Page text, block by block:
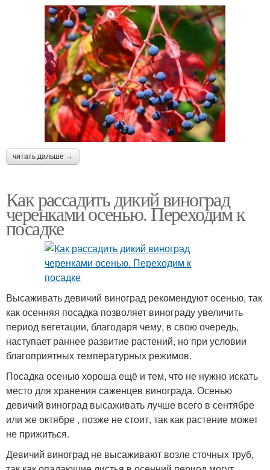
читать дальше →
Как рассадить дикий виноград
черенками осенью. Переходим к
посадке
Высаживать девичий виноград рекомендуют осенью, так
как осенняя посадка позволяет винограду увеличить
период вегетации, благодаря чему, в свою очередь,
наступает раннее развитие растений, но при условии
благоприятных температурных режимов.
Посадка осенью хороша ещё и тем, что не нужно искать
место для хранения саженцев винограда. Осенью
девичий виноград высаживать лучше всего в сентябре
или же октябре , позже не стоит, так как растение может
не прижиться.
Девичий виноград не высаживают возле сточных труб,